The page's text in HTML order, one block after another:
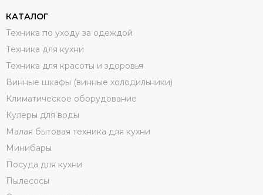
КАТАЛОГ
Техника по уходу за одеждой
Техника для кухни
Техника для красоты и здоровья
Винные шкафы (винные холодильники)
Климатическое оборудование
Кулеры для воды
Малая бытовая техника для кухни
Минибары
Посуда для кухни
Пылесосы